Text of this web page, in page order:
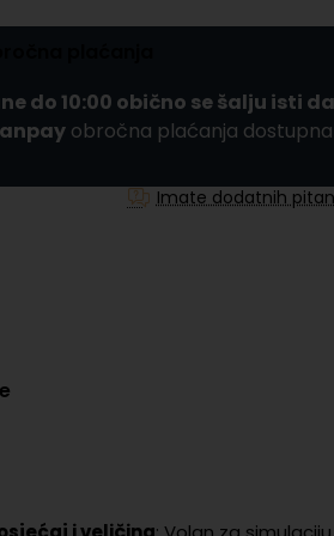
do 10:00 obično se šalju isti
obročna plaćanja
Imate dodatnih